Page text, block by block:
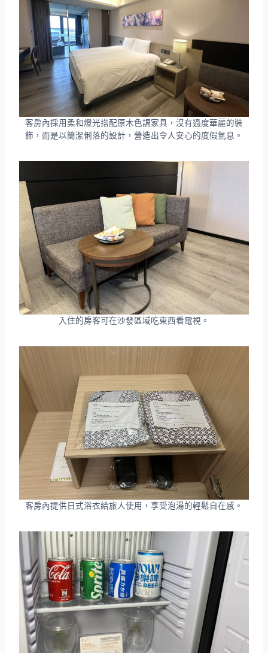
客房內採用柔和燈光搭配原木色調家具，沒有過度華麗的裝
飾，而是以簡潔俐落的設計，營造出令人安心的度假氣息。
入住的房客可在沙發區域吃東西看電視。
客房內提供日式浴衣給旅人使用，享受泡湯的輕鬆自在感。